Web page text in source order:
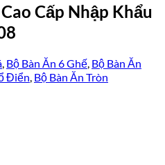
Cấp Nhập Khẩu
, Bộ Bàn Ăn 6 Ghế, Bộ Bàn Ăn
Điển, Bộ Bàn Ăn Tròn